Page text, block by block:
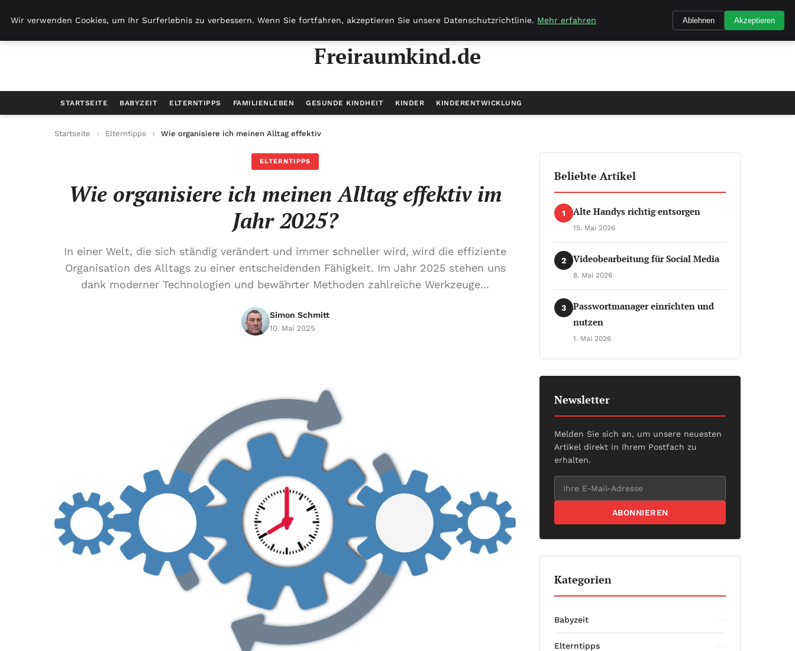
Freiraumkind.de
STARTSEITE BABYZEIT ELTERNTIPPS FAMILIENLEBEN GESUNDE KINDHEIT KINDER KINDERENTWICKLUNG
Startseite Elterntipps Wie organisiere ich meinen Alltag effektiv im Jahr 2025?
ELTERNTIPPS
Wie organisiere ich meinen Alltag effektiv im
Jahr 2025?
In einer Welt, die sich ständig verändert und immer schneller wird, wird die effiziente
Organisation des Alltags zu einer entscheidenden Fähigkeit. Im Jahr 2025 stehen uns
dank moderner Technologien und bewährter Methoden zahlreiche Werkzeuge...
Simon Schmitt
10. Mai 2025
Beliebte Artikel
1 Alte Handys richtig entsorgen
15. Mai 2026
2 Videobearbeitung für Social Media
8. Mai 2026
3
Passwortmanager einrichten und
nutzen
1. Mai 2026
Newsletter
Melden Sie sich an, um unsere neuesten
Artikel direkt in Ihrem Postfach zu
erhalten.
ABONNIEREN
Kategorien
Babyzeit
Elterntipps
Wir verwenden Cookies, um Ihr Surferlebnis zu verbessern. Wenn Sie fortfahren, akzeptieren Sie unsere Datenschutzrichtlinie. Mehr erfahren Ablehnen Akzeptieren